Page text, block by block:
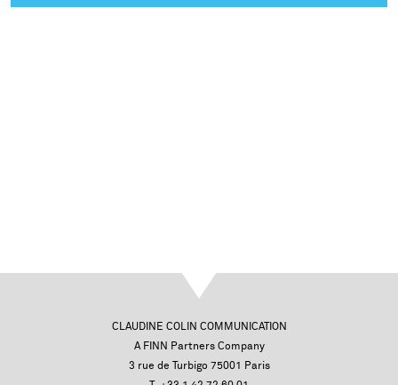
CLAUDINE COLIN COMMUNICATION
A FINN Partners Company
3 rue de Turbigo 75001 Paris